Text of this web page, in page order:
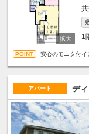
1
安心のモニタ付
アパート デ